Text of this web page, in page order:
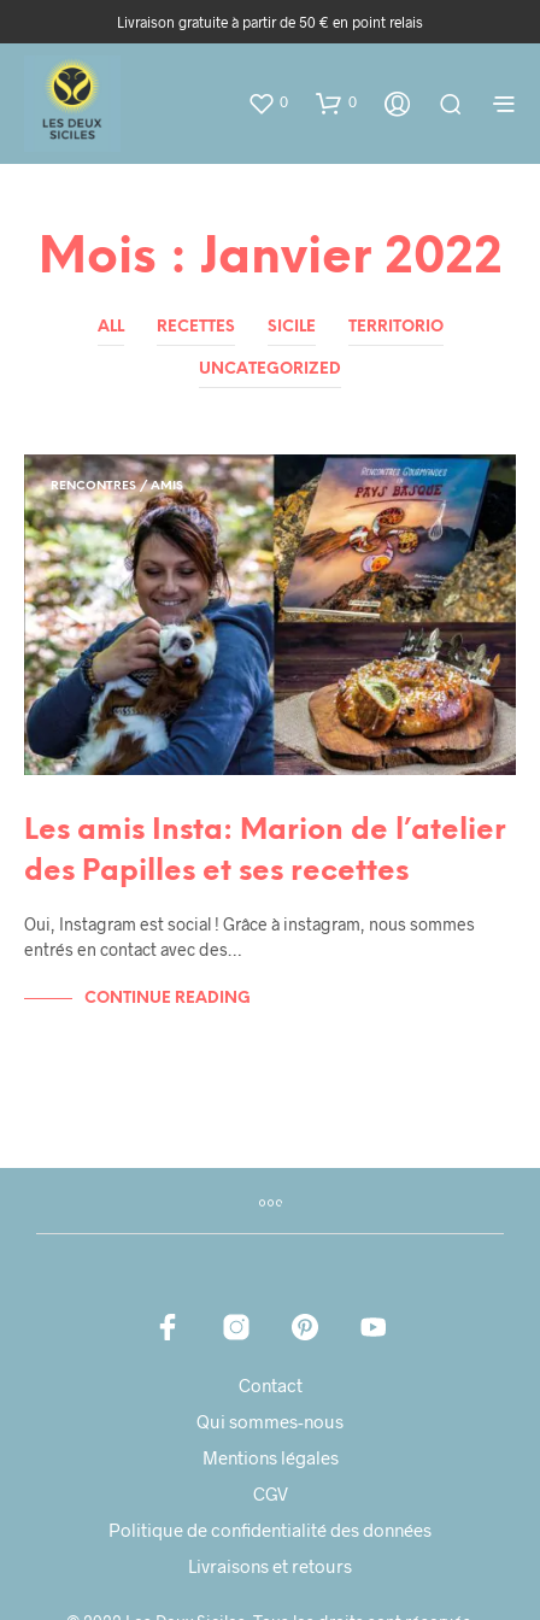
Livraison gratuite à partir de 50 € en point relais
0 0
Mois : Janvier 2022
ALL RECETTES SICILE TERRITORIO
UNCATEGORIZED
RENCONTRES / AMIS
Les amis Insta: Marion de l’atelier
des Papilles et ses recettes
Oui, Instagram est social ! Grâce à instagram, nous sommes
entrés en contact avec des…
CONTINUE READING
Contact
Qui sommes-nous
Mentions légales
CGV
Politique de confidentialité des données
Livraisons et retours